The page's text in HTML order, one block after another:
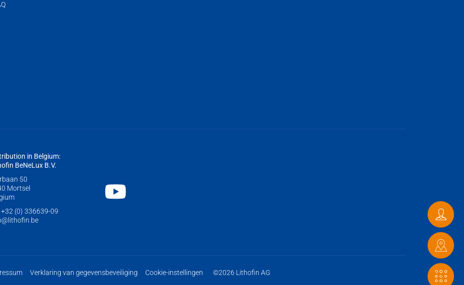
in Belgium:
BeNeLux B.V.
50
Mortsel
+32 (0) 336639-09
Youtube
Verklaring van gegevensbeveiliging Cookie-instellingen ©2026 Lithofin AG